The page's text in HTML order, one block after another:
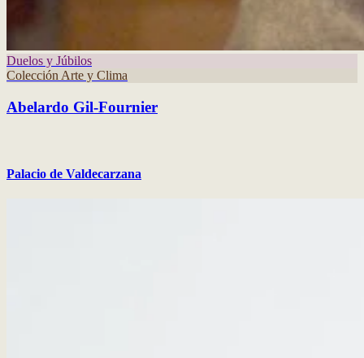
Duelos y Júbilos
Colección Arte y Clima
Abelardo Gil-Fournier
Palacio de Valdecarzana